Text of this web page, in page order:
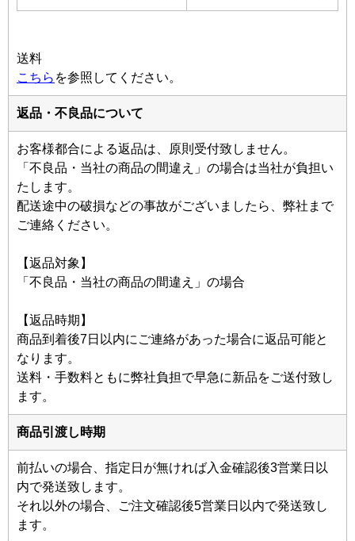
送料
こちら を参照してください。
返品・不良品について
お客様都合による返品は、原則受付致しません。
「不良品・当社の商品の間違え」の場合は当社が負担い
たします。
配送途中の破損などの事故がございましたら、弊社まで
ご連絡ください。
【返品対象】
「不良品・当社の商品の間違え」の場合
【返品時期】
商品到着後7日以内にご連絡があった場合に返品可能と
なります。
送料・手数料ともに弊社負担で早急に新品をご送付致し
ます。
商品引渡し時期
前払いの場合、指定日が無ければ入金確認後3営業日以
内で発送致します。
それ以外の場合、ご注文確認後5営業日以内で発送致し
ます。